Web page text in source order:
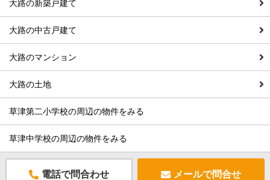
大路の新築戸建て
大路の中古戸建て
大路のマンション
大路の土地
草津第二小学校の周辺の物件をみる
草津中学校の周辺の物件をみる
電話で問合わせ メールで問合せ